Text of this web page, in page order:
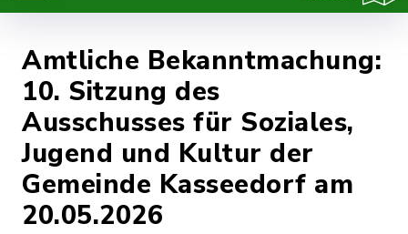
Amtliche Bekanntmachung:
10. Sitzung des
Ausschusses für Soziales,
Jugend und Kultur der
Gemeinde Kasseedorf am
20.05.2026